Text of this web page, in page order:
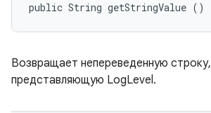
public String getStringValue ()
Возвращает непереведенную строку,
представляющую LogLevel.